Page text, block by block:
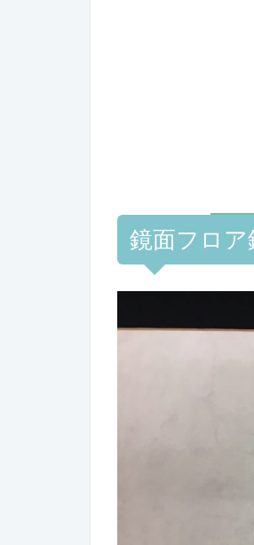
鏡面フロア